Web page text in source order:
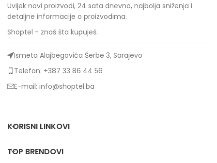
Uvijek novi proizvodi, 24 sata dnevno, najbolja sniženja i
detaljne informacije o proizvodima.
Shoptel - znaš šta kupuješ.
Ismeta Alajbegovića Šerbe 3, Sarajevo
Telefon: +387 33 86 44 56
E-mail: info@shoptel.ba
KORISNI LINKOVI
TOP BRENDOVI